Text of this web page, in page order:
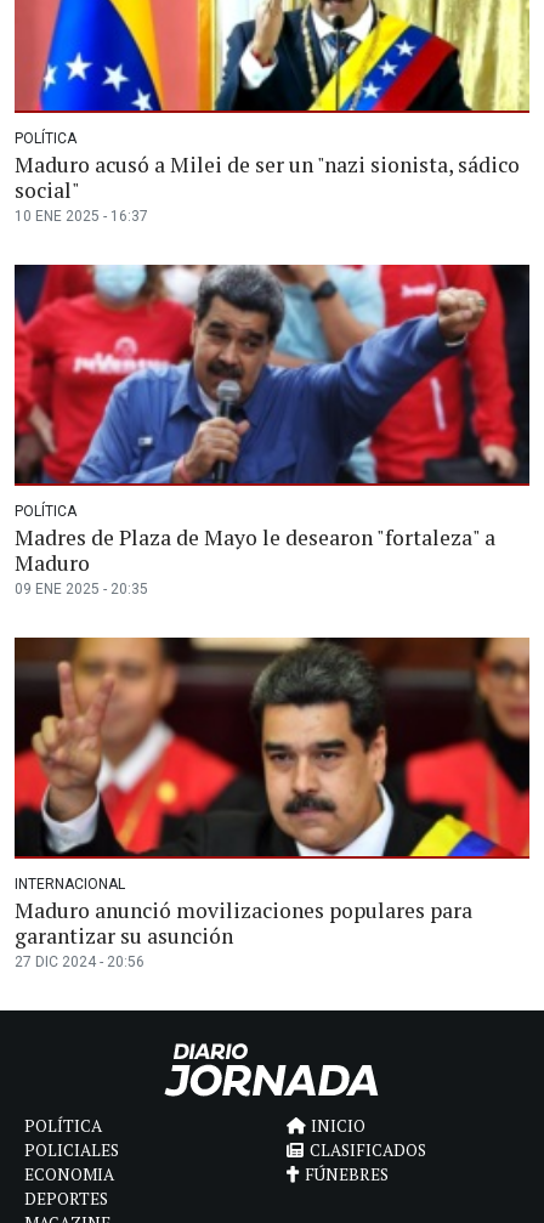
POLÍTICA
Maduro acusó a Milei de ser un "nazi sionista, sádico
social"
10 ENE 2025 - 16:37
POLÍTICA
Madres de Plaza de Mayo le desearon "fortaleza" a
Maduro
09 ENE 2025 - 20:35
INTERNACIONAL
Maduro anunció movilizaciones populares para
garantizar su asunción
27 DIC 2024 - 20:56
POLÍTICA
POLICIALES
ECONOMIA
DEPORTES
INICIO
CLASIFICADOS
FÚNEBRES